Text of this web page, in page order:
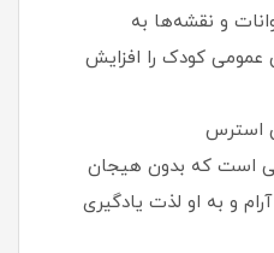
و نقشه‌ها به
کودک را افزایش
استرس
است که بدون هیجان
و به او لذت یادگیری